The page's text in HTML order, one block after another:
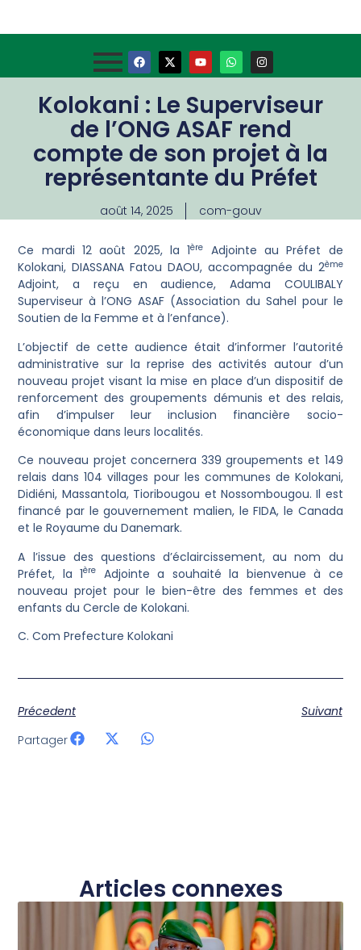
Kolokani : Le Superviseur
de l’ONG ASAF rend
compte de son projet à la
représentante du Préfet
août 14, 2025 com-gouv
‎Ce mardi 12 août 2025, la 1ère
Adjointe au Préfet de
Kolokani, DIASSANA Fatou DAOU, accompagnée du 2ème
Adjoint, a reçu en audience, Adama COULIBALY
Superviseur à l’ONG ASAF (Association du Sahel pour le
Soutien de la Femme et à l’enfance).
‎L’objectif de cette audience était d’informer l’autorité
administrative sur la reprise des activités autour d’un
nouveau projet visant la mise en place d’un dispositif de
renforcement des groupements démunis et des relais,
afin d’impulser leur inclusion financière socio-
économique dans leurs localités.
‎Ce nouveau projet concernera 339 groupements et 149
relais dans 104 villages pour les communes de Kolokani,
Didiéni, Massantola, Tioribougou et Nossombougou. Il est
financé par le gouvernement malien, le FIDA, le Canada
et le Royaume du Danemark.
‎A l’issue des questions d’éclaircissement, au nom du
Préfet, la 1ère
Adjointe a souhaité la bienvenue à ce
nouveau projet pour le bien-être des femmes et des
enfants du Cercle de Kolokani.
‎C. Com Prefecture Kolokani
Précedent
Suivant
Partager
Articles connexes